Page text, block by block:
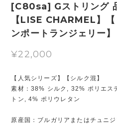
[C80sa] Gストリング
【LISE CHARMEL】
ンポートランジェリー】
¥22,000
【人気シリーズ】【シルク混】
素材：38% シルク, 32% ポリエス
トン, 4% ポリウレタン
原産国：ブルガリアまたはチュ